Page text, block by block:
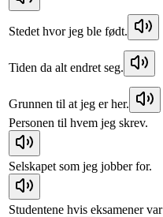
Stedet hvor jeg ble født.
Tiden da alt endret seg.
Grunnen til at jeg er her.
Personen til hvem jeg skrev.
Selskapet som jeg jobber for.
Studentene hvis eksamener var